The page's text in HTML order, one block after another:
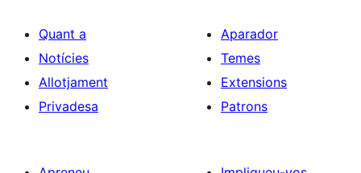
Quant a
Notícies
Allotjament
Privadesa
Aparador
Temes
Extensions
Patrons